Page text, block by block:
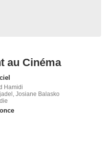
au Cinéma
Hamidi
Josiane Balasko